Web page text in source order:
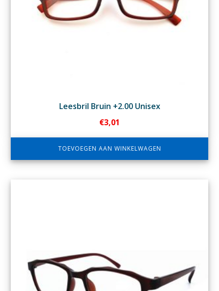
Leesbril Bruin +2.00 Unisex
€3,01
TOEVOEGEN AAN WINKELWAGEN